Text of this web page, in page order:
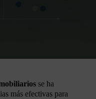
se ha
más efectivas para